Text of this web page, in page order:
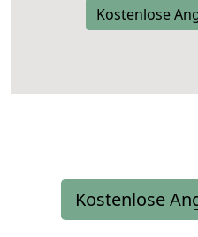
Kostenlose
Kostenlose